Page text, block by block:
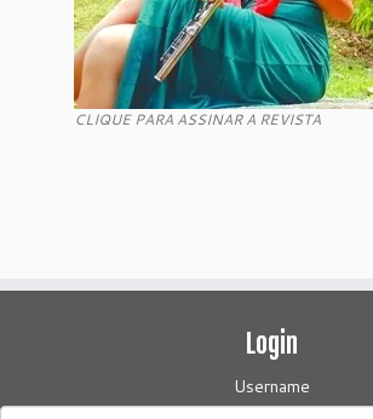
CLIQUE PARA ASSINAR A REVISTA
Login
Username